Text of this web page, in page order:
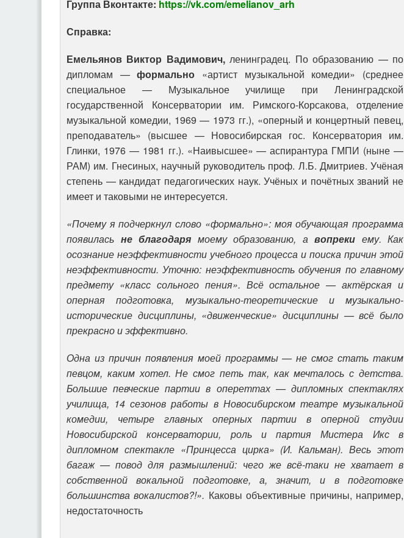
Группа Вконтакте: https://vk.com/emelianov_arh
Справка:
Емельянов Виктор Вадимович,ленинградец. По образованию — по
дипломам —формально «артист музыкальной комедии» (среднее
специальное — Музыкальное училище при Ленинградской
государственной Консерватории им. Римского-Корсакова, отделение
музыкальной комедии, 1969 — 1973 гг.), «оперный и концертный певец,
преподаватель» (высшее — Новосибирская гос. Консерватория им.
Глинки, 1976 — 1981 гг.). «Наивысшее» — аспирантура ГМПИ (ныне —
РАМ) им. Гнесиных, научный руководитель проф. Л.Б. Дмитриев. Учёная
степень — кандидат педагогических наук. Учёных и почётных званий не
имеет и таковыми не интересуется.
«Почему я подчеркнул слово «формально»: моя обучающая программа
появилась не благодаря моему образованию, а вопреки ему. Как
осознание неэффективности учебного процесса и поиска причин этой
неэффективности. Уточню: неэффективность обучения по главному
предмету «класс сольного пения». Всё остальное — актёрская и
оперная подготовка, музыкально-теоретические и музыкально-
исторические дисциплины, «движенческие» дисциплины — всё было
прекрасно и эффективно.
Одна из причин появления моей программы — не смог стать таким
певцом, каким хотел. Не смог петь так, как мечталось с детства.
Большие певческие партии в опереттах — дипломных спектаклях
училища, 14 сезонов работы в Новосибирском театре музыкальной
комедии, четыре главных оперных партии в оперной студии
Новосибирской консерватории, роль и партия Мистера Икс в
дипломном спектакле «Принцесса цирка» (И. Кальман). Весь этот
багаж — повод для размышлений: чего же всё-таки не хватает в
собственной вокальной подготовке, а, значит, и в подготовке
большинства вокалистов?!». Каковы объективные причины, например,
недостаточность